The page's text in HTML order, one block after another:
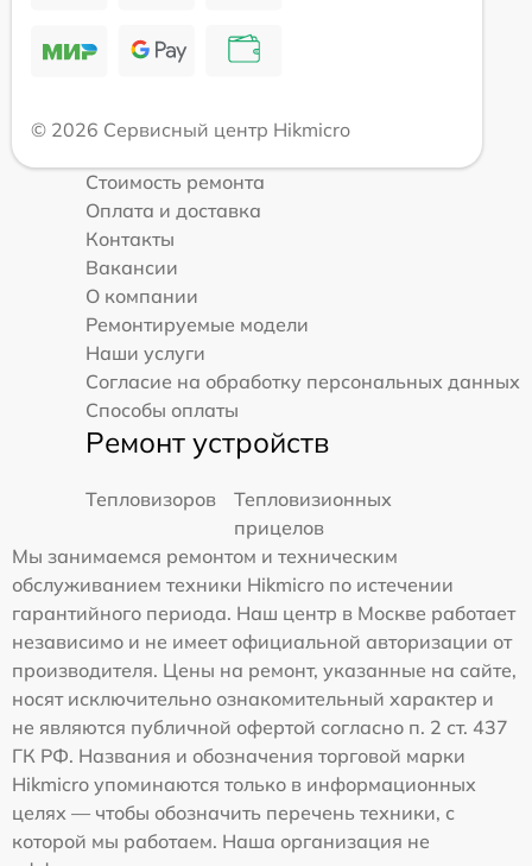
© 2026 Сервисный центр Hikmicro
Стоимость ремонта
Оплата и доставка
Контакты
Вакансии
О компании
Ремонтируемые модели
Наши услуги
Согласие на обработку персональных данных
Способы оплаты
Ремонт устройств
Тепловизоров
Тепловизионных
прицелов
Мы занимаемся ремонтом и техническим
обслуживанием техники Hikmicro по истечении
гарантийного периода. Наш центр в Москве работает
независимо и не имеет официальной авторизации от
производителя. Цены на ремонт, указанные на сайте,
носят исключительно ознакомительный характер и
не являются публичной офертой согласно п. 2 ст. 437
ГК РФ. Названия и обозначения торговой марки
Hikmicro упоминаются только в информационных
целях — чтобы обозначить перечень техники, с
которой мы работаем. Наша организация не